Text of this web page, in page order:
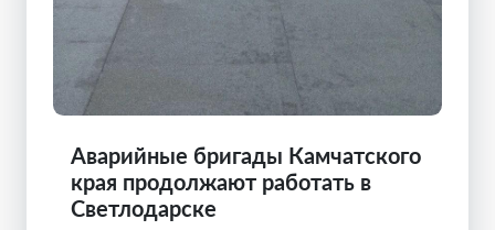
Аварийные бригады Камчатского
края продолжают работать в
Светлодарске